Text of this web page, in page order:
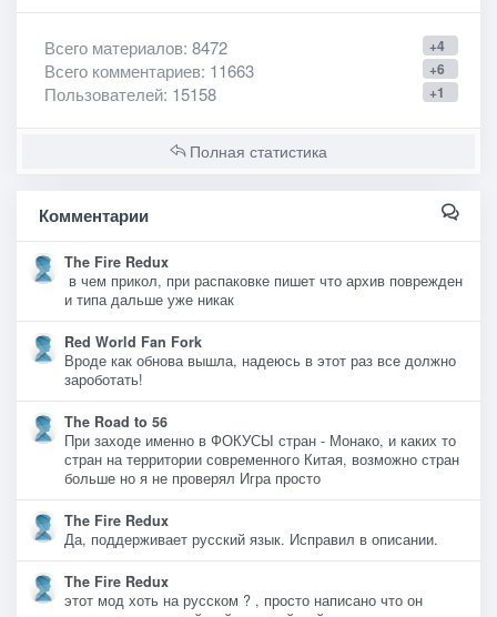
+4
Всего материалов: 8472
+6
Всего комментариев: 11663
+1
Пользователей: 15158
Полная статистика
Комментарии
The Fire Redux
в чем прикол, при распаковке пишет что архив поврежден
и типа дальше уже никак
Red World Fan Fork
Вроде как обнова вышла, надеюсь в этот раз все должно
зароботать!
The Road to 56
При заходе именно в ФОКУСЫ стран - Монако, и каких то
стран на территории современного Китая, возможно стран
больше но я не проверял Игра просто
The Fire Redux
Да, поддерживает русский язык. Исправил в описании.
The Fire Redux
этот мод хоть на русском ? , просто написано что он